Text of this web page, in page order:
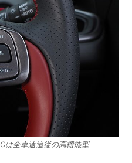
は全車速追従の高機能型